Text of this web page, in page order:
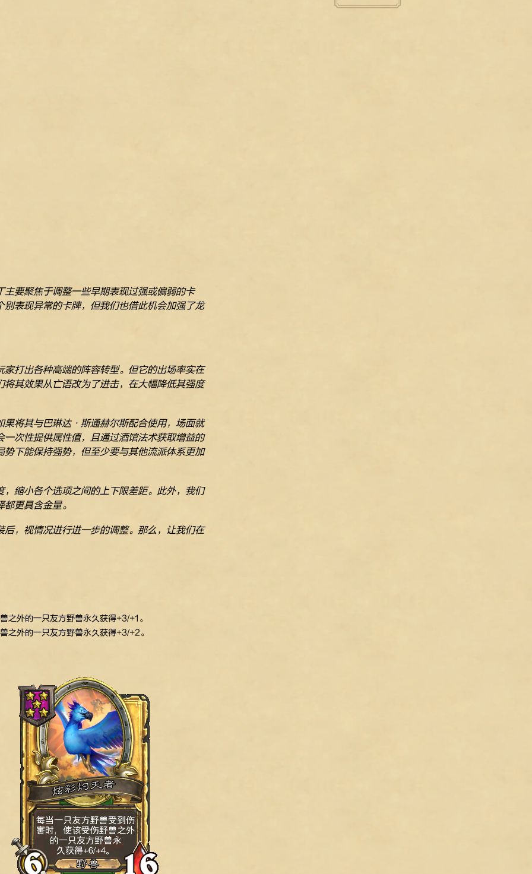
要聚焦于调整一些早期表现过强或偏弱的卡
表现异常的卡牌，但我们也借此机会加强了龙
打出各种高端的阵容转型。但它的出场率实在
其效果从亡语改为了进击，在大幅降低其强度
果将其与巴琳达·斯通赫尔斯配合使用，场面就
次性提供属性值，且通过酒馆法术获取增益的
下能保持强势，但至少要与其他流派体系更加
缩小各个选项之间的上下限差距。此外，我们
更具含金量。
，视情况进行进一步的调整。那么，让我们在
之外的一只友方野兽永久获得+3/+1。
之外的一只友方野兽永久获得+3/+2。